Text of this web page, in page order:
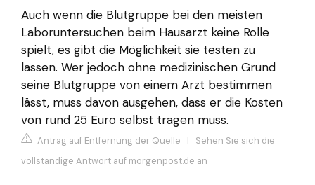
Auch wenn die Blutgruppe bei den meisten
Laboruntersuchen beim Hausarzt keine Rolle
spielt, es gibt die Möglichkeit sie testen zu
lassen. Wer jedoch ohne medizinischen Grund
seine Blutgruppe von einem Arzt bestimmen
lässt, muss davon ausgehen, dass er die Kosten
von rund 25 Euro selbst tragen muss.
Antrag auf Entfernung der Quelle | Sehen Sie sich die
vollständige Antwort auf morgenpost.de an